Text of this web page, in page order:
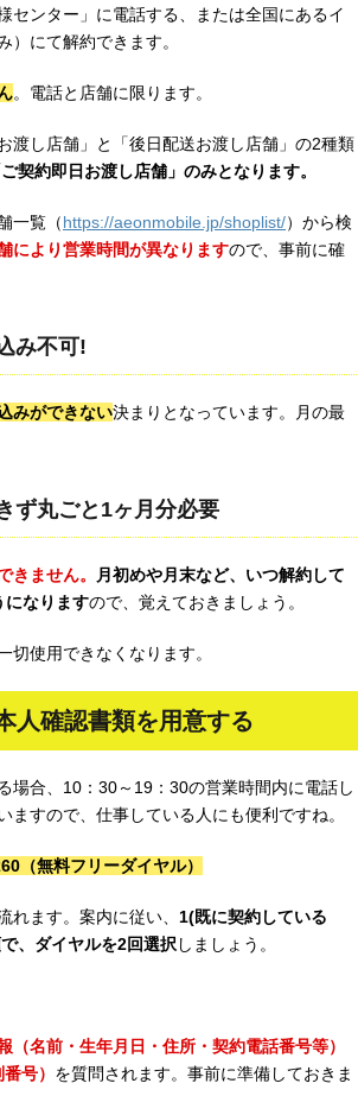
センター」に電話する、または全国にあるイ
にて解約できます。
。電話と店舗に限ります。
渡し店舗」と「後日配送お渡し店舗」の2種類
契約即日お渡し店舗」のみとなります。
一覧（https://aeonmobile.jp/shoplist/）から検
により営業時間が異なりますので、事前に確
み不可!
みができない決まりとなっています。月の最
ず丸ごと1ヶ月分必要
きません。
月初めや月末など、いつ解約して
になりますので、覚えておきましょう。
切使用できなくなります。
人確認書類を用意する
場合、10：30～19：30の営業時間内に電話し
ますので、仕事している人にも便利ですね。
（無料フリーダイヤル）
れます。案内に従い、 1(既に契約している
、ダイヤルを2回選択 しましょう。
（名前・生年月日・住所・契約電話番号等）
号） を質問されます。事前に準備しておきま